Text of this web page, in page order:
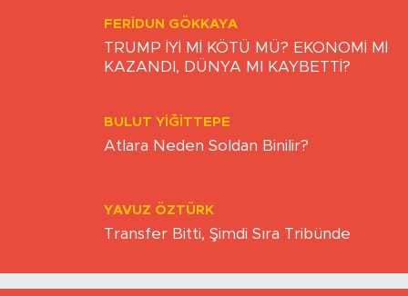
FERIDUN GÖKKAYA
TRUMP İYİ Mİ KÖTÜ MÜ? EKONOMİ Mİ
KAZANDI, DÜNYA MI KAYBETTİ?
BULUT YİĞİTTEPE
Atlara Neden Soldan Binilir?
YAVUZ ÖZTÜRK
Transfer Bitti, Şimdi Sıra Tribünde